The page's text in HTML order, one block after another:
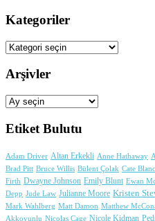
Kategoriler
Kategoriler
Arşivler
Arşivler
Etiket Bulutu
Adam Driver Altan Erkekli Anne Hathaway
Brad Pitt Bruce Willis Bülent Çolak Cate
Firth Dwayne Johnson Emily Blunt Ewan
Depp Jude Law Julianne Moore Kristen
Mark Wahlberg Matt Damon Matthew
Akkoyunlu Nicolas Cage Nicole Kidman